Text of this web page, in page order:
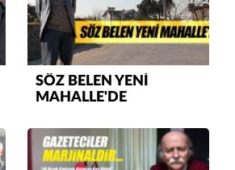
SÖZ BELEN YENİ
MAHALLE'DE